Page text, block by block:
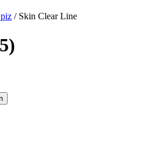
/ Skin Clear Line